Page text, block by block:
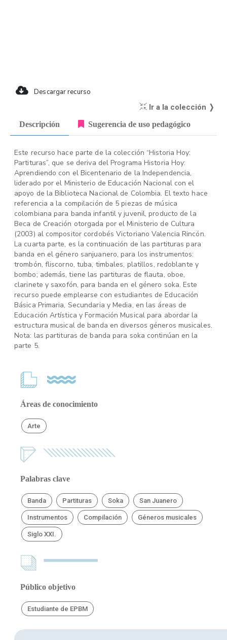
Descargar recurso
Ir a la colección ❭
Descripción Sugerencia de uso pedagógico
Este recurso hace parte de la colección “Historia Hoy:
Partituras”, que se deriva del Programa Historia Hoy:
Aprendiendo con el Bicentenario de la Independencia,
liderado por el Ministerio de Educación Nacional con el
apoyo de la Biblioteca Nacional de Colombia. El texto hace
referencia a la compilación de 5 piezas de música
colombiana para banda infantil y juvenil, producto de la
Beca de Creación otorgada por el Ministerio de Cultura
(2003) al compositor cordobés Victoriano Valencia Rincón.
La cuarta parte, es la continuación de las partituras para
banda en el género sanjuanero, para los instrumentos:
trombón, fliscorno, tuba, timbales, platillos, redoblante y
bombo; además, tiene las partituras de flauta, oboe,
clarinete y saxofón, para banda en el género soka. Este
recurso puede emplearse con estudiantes de Educación
Básica Primaria, Secundaria y Media, en las áreas de
Educación Artística y Formación Musical para abordar la
estructura musical de banda en diversos géneros musicales.
Nota: las partituras de banda para soka continúan en la
parte 5.
Áreas de conocimiento
Arte
Palabras clave
Banda Partituras Soka San Juanero
Instrumentos Compilación Géneros musicales
Siglo XXI.
Público objetivo
Estudiante de EPBM